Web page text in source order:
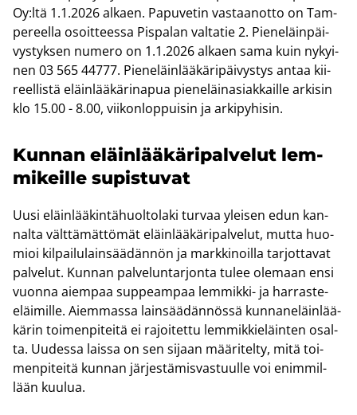
Oy:ltä 1.1.2026 al­kaen. Pa­pu­ve­tin vas­taan­ot­to on Tam­
pe­reel­la osoit­tees­sa Pis­pa­lan val­ta­tie 2. Pie­ne­läin­päi­
vys­tyk­sen nu­me­ro on 1.1.2026 al­kaen sama kuin ny­kyi­
nen 03 565 44777. Pie­ne­läin­lää­kä­ri­päi­vys­tys antaa kii­
reel­lis­tä eläin­lää­kä­ri­na­pua pie­ne­läi­na­siak­kail­le ar­ki­sin
klo 15.00 - 8.00, vii­kon­lop­pui­sin ja ar­ki­py­hi­sin.
Kun­nan eläin­lää­kä­ri­pal­ve­lut lem­
mi­keil­le su­pis­tu­vat
Uusi eläin­lää­kin­tä­huol­to­la­ki tur­vaa ylei­sen edun kan­
nal­ta vält­tä­mät­tö­mät eläin­lää­kä­ri­pal­ve­lut, mutta huo­
mioi kil­pai­lu­lain­sää­dän­nön ja mark­ki­noil­la tar­jot­ta­vat
pal­ve­lut. Kun­nan pal­ve­lun­tar­jon­ta tulee ole­maan ensi
vuon­na ai­em­paa sup­peam­paa lemmikki-​ ja harraste-​
eläimille. Ai­em­mas­sa lain­sää­dän­nös­sä kun­na­ne­läin­lää­
kä­rin toi­men­pi­tei­tä ei ra­joi­tet­tu lem­mik­kie­läin­ten osal­
ta. Uu­des­sa lais­sa on sen si­jaan mää­ri­tel­ty, mitä toi­
men­pi­tei­tä kun­nan jär­jes­tä­mis­vas­tuul­le voi enim­mil­
lään kuu­lua.